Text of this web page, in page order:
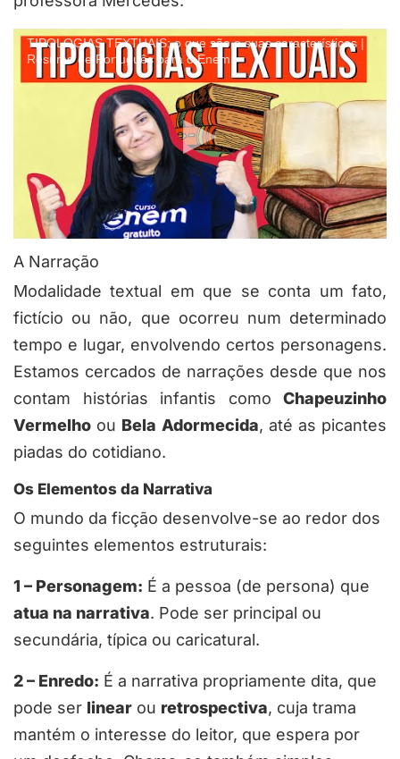
TIPOLOGIAS TEXTUAIS: o que são e suas características |
Resumo de Português para o Enem
A Narração
Modalidade textual em que se conta um fato,
fictício ou não, que ocorreu num determinado
tempo e lugar, envolvendo certos personagens.
Estamos cercados de narrações desde que nos
contam histórias infantis como Chapeuzinho
Vermelho ou Bela Adormecida, até as picantes
piadas do cotidiano.
Os Elementos da Narrativa
O mundo da ficção desenvolve-se ao redor dos
seguintes elementos estruturais:
1 – Personagem: É a pessoa (de persona) que
atua na narrativa. Pode ser principal ou
secundária, típica ou caricatural.
2 – Enredo: É a narrativa propriamente dita, que
pode ser linear ou retrospectiva, cuja trama
mantém o interesse do leitor, que espera por